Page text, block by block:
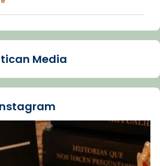
Barcelona
depressió. Fa gairebé
Lluís Companys, la
comp
Vatican
Media